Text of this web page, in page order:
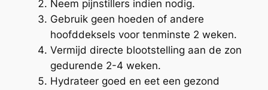
Neem pijnstillers indien nodig.
Gebruik geen hoeden of andere
hoofddeksels voor tenminste 2 weken.
Vermijd directe blootstelling aan de zon
gedurende 2-4 weken.
Hydrateer goed en eet een gezond